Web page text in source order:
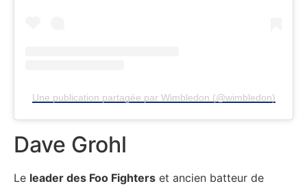
Une publication partagée par Wimbledon (@wimbledon)
Dave Grohl
Le leader des Foo Fighters et ancien batteur de